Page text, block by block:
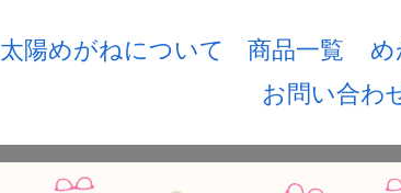
太陽めがねについて 商品一覧 め
お問い合わ